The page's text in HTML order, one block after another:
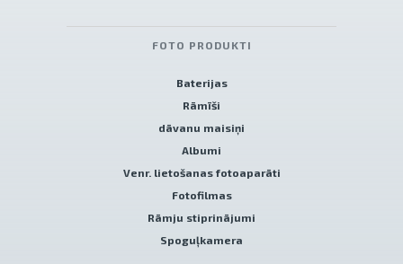
FOTO PRODUKTI
Baterijas
Rāmīši
dāvanu maisiņi
Albumi
Venr. lietošanas fotoaparāti
Fotofilmas
Rāmju stiprinājumi
Spoguļkamera